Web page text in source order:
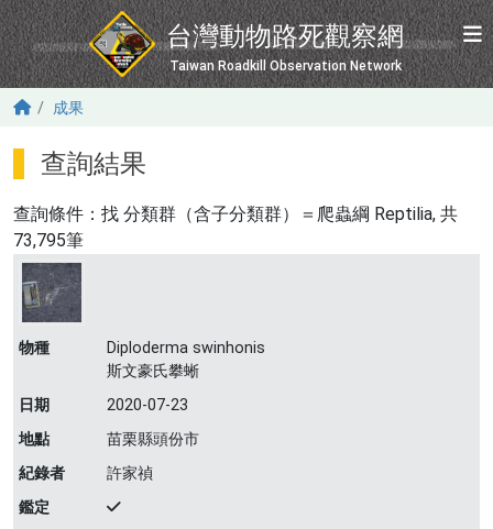
移至主內容
台灣動物路死觀察網
Taiwan Roadkill Observation Network
成果
查詢結果
查詢條件：找 分類群（含子分類群）＝爬蟲綱 Reptilia, 共
73,795筆
物種
Diploderma swinhonis
斯文豪氏攀蜥
日期
2020-07-23
地點
苗栗縣頭份市
紀錄者
許家禎
鑑定